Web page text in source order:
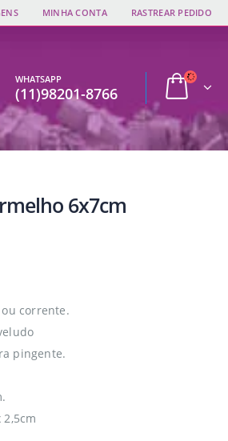
MINHA CONTA RASTREAR PEDIDO
WHATSAPP
(11)98201-8766
6x7cm
corrente.
pingente.